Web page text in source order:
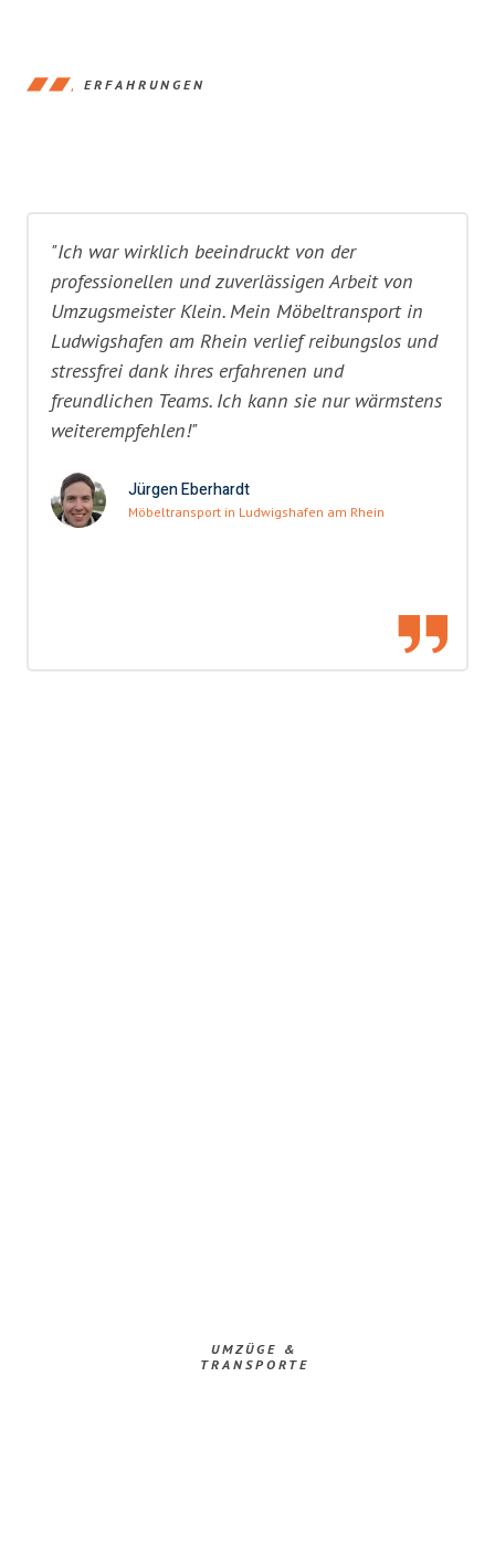
ERFAHRUNGEN
"Ich war wirklich beeindruckt von der
professionellen und zuverlässigen Arbeit von
Umzugsmeister Klein. Mein Möbeltransport in
Ludwigshafen am Rhein verlief reibungslos und
stressfrei dank ihres erfahrenen und
freundlichen Teams. Ich kann sie nur wärmstens
weiterempfehlen!"
Jürgen Eberhardt
Möbeltransport in Ludwigshafen am Rhein
UMZÜGE &
TRANSPORTE